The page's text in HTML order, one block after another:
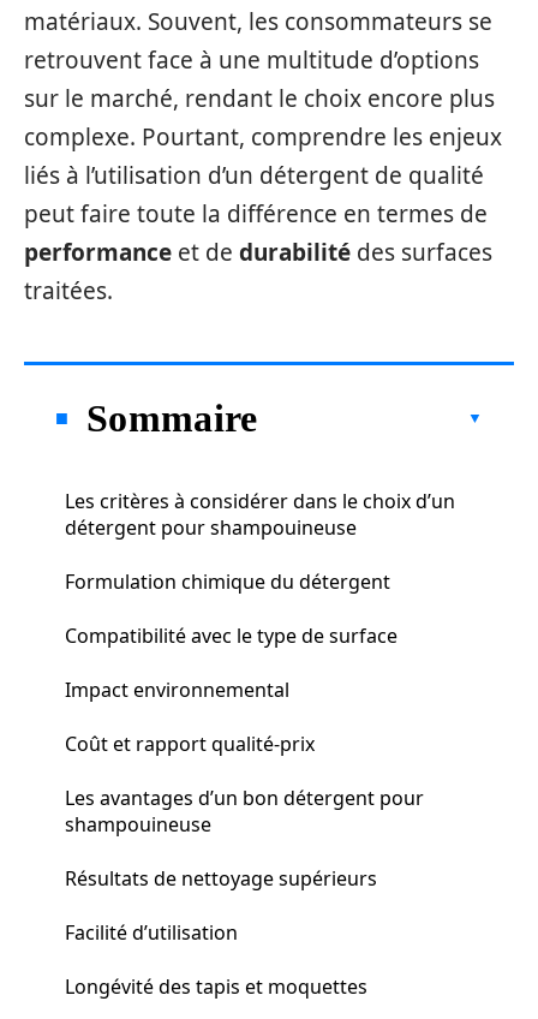
matériaux. Souvent, les consommateurs se
retrouvent face à une multitude d’options
sur le marché, rendant le choix encore plus
complexe. Pourtant, comprendre les enjeux
liés à l’utilisation d’un détergent de qualité
peut faire toute la différence en termes de
performance et de durabilité des surfaces
traitées.
Sommaire
Les critères à considérer dans le choix d’un
détergent pour shampouineuse
Formulation chimique du détergent
Compatibilité avec le type de surface
Impact environnemental
Coût et rapport qualité-prix
Les avantages d’un bon détergent pour
shampouineuse
Résultats de nettoyage supérieurs
Facilité d’utilisation
Longévité des tapis et moquettes